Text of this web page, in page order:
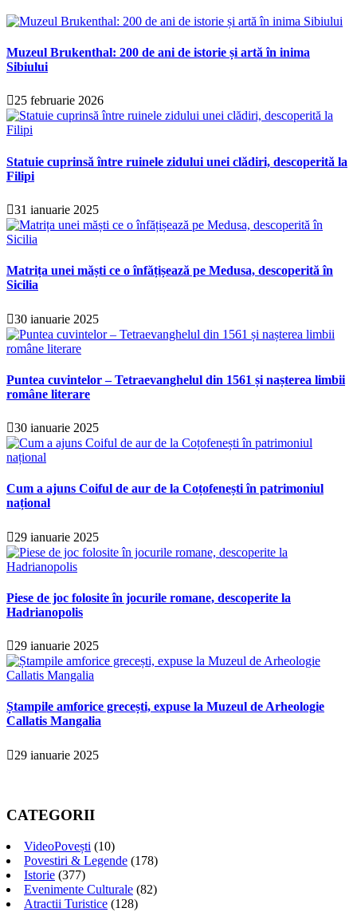
Muzeul Brukenthal: 200 de ani de istorie și artă în inima
Sibiului
25 februarie 2026
Statuie cuprinsă între ruinele zidului unei clădiri, descoperită la
Filipi
31 ianuarie 2025
Matrița unei măști ce o înfățișează pe Medusa, descoperită în
Sicilia
30 ianuarie 2025
Puntea cuvintelor – Tetraevanghelul din 1561 și nașterea limbii
române literare
30 ianuarie 2025
Cum a ajuns Coiful de aur de la Coțofenești în patrimoniul
național
29 ianuarie 2025
Piese de joc folosite în jocurile romane, descoperite la
Hadrianopolis
29 ianuarie 2025
Ștampile amforice grecești, expuse la Muzeul de Arheologie
Callatis Mangalia
29 ianuarie 2025
CATEGORII
VideoPovești (10)
Povestiri & Legende (178)
Istorie (377)
Evenimente Culturale (82)
Atractii Turistice (128)